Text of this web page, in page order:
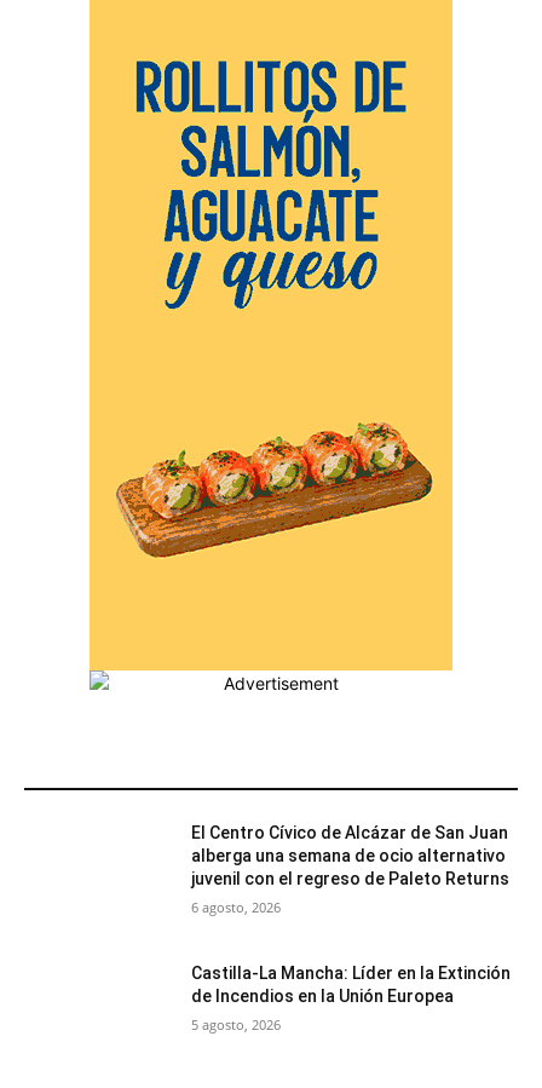
El Centro Cívico de Alcázar de San Juan
alberga una semana de ocio alternativo
juvenil con el regreso de Paleto Returns
6 agosto, 2026
Castilla-La Mancha: Líder en la Extinción
de Incendios en la Unión Europea
5 agosto, 2026